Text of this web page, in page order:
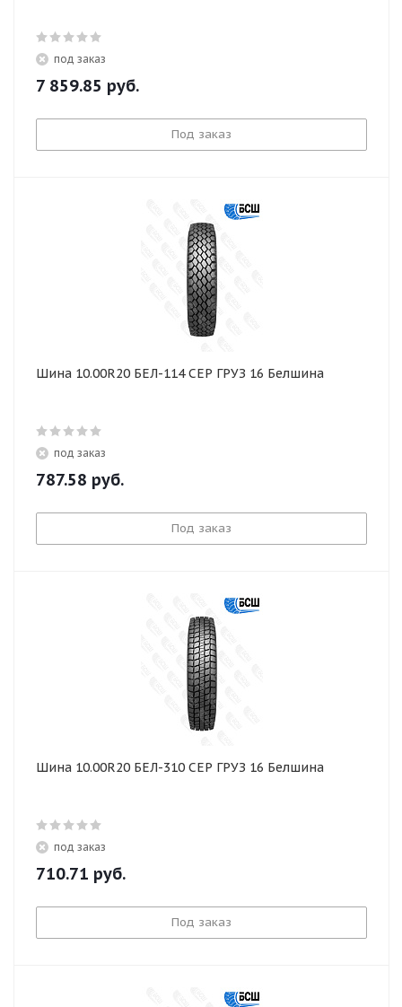
под заказ
7 859.85 руб.
Под заказ
Шина 10.00R20 БЕЛ-114 СЕР ГРУЗ 16 Белшина
под заказ
787.58 руб.
Под заказ
Шина 10.00R20 БЕЛ-310 СЕР ГРУЗ 16 Белшина
под заказ
710.71 руб.
Под заказ